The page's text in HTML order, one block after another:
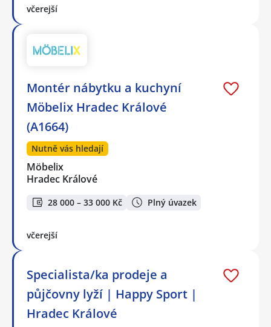
včerejší
Montér nábytku a kuchyní
Möbelix Hradec Králové
(A1664)
Nutně vás hledají
Möbelix
Hradec Králové
28 000 – 33 000 Kč Plný úvazek
včerejší
Specialista/ka prodeje a
půjčovny lyží | Happy Sport |
Hradec Králové